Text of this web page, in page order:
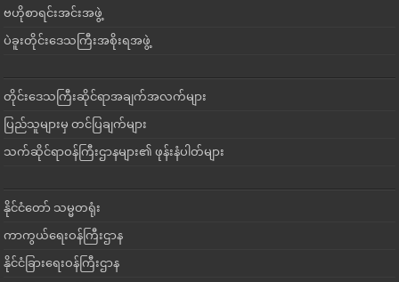
ဗဟိုစာရင်းအင်းအဖွဲ့
ပဲခူးတိုင်းဒေသကြီးအစိုးရအဖွဲ့
တိုင်းဒေသကြီးဆိုင်ရာအချက်အလက်များ
ပြည်သူများမှ တင်ပြချက်များ
သက်ဆိုင်ရာဝန်ကြီးဌာနများ၏ ဖုန်းနံပါတ်များ
နိုင်ငံတော် သမ္မတရုံး
ကာကွယ်ရေးဝန်ကြီးဌာန
နိုင်ငံခြားရေးဝန်ကြီးဌာန